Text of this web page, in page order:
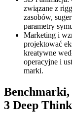
związane z
zasobów,
parametry
Marketing i
projektować
kreatywne
operacyjne i
marki.
3 Deep Think